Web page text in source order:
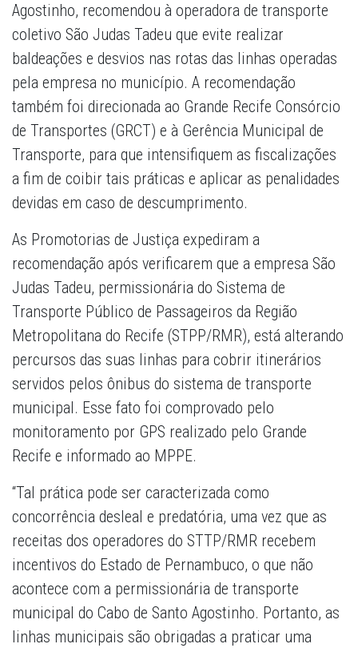
Agostinho, recomendou à operadora de transporte
coletivo São Judas Tadeu que evite realizar
baldeações e desvios nas rotas das linhas operadas
pela empresa no município. A recomendação
também foi direcionada ao Grande Recife Consórcio
de Transportes (GRCT) e à Gerência Municipal de
Transporte, para que intensifiquem as fiscalizações
a fim de coibir tais práticas e aplicar as penalidades
devidas em caso de descumprimento.
As Promotorias de Justiça expediram a
recomendação após verificarem que a empresa São
Judas Tadeu, permissionária do Sistema de
Transporte Público de Passageiros da Região
Metropolitana do Recife (STPP/RMR), está alterando
percursos das suas linhas para cobrir itinerários
servidos pelos ônibus do sistema de transporte
municipal. Esse fato foi comprovado pelo
monitoramento por GPS realizado pelo Grande
Recife e informado ao MPPE.
“Tal prática pode ser caracterizada como
concorrência desleal e predatória, uma vez que as
receitas dos operadores do STTP/RMR recebem
incentivos do Estado de Pernambuco, o que não
acontece com a permissionária de transporte
municipal do Cabo de Santo Agostinho. Portanto, as
linhas municipais são obrigadas a praticar uma